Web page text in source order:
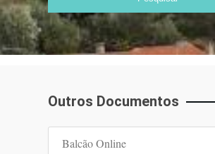
Outros Documentos
Balcão Online